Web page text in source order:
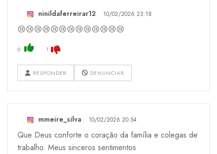
ninildaferreirar12 10/02/2026 23:18
😢😢😢😢😢😢😢😢😢😢😢😢😢
0 1
RESPONDER DENUNCIAR
mmeire_silva 10/02/2026 20:54
Que Deus conforte o coração da família e colegas de
trabalho. Meus sinceros sentimentos